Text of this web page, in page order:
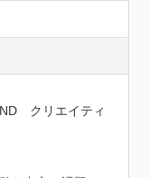
　クリエイティ